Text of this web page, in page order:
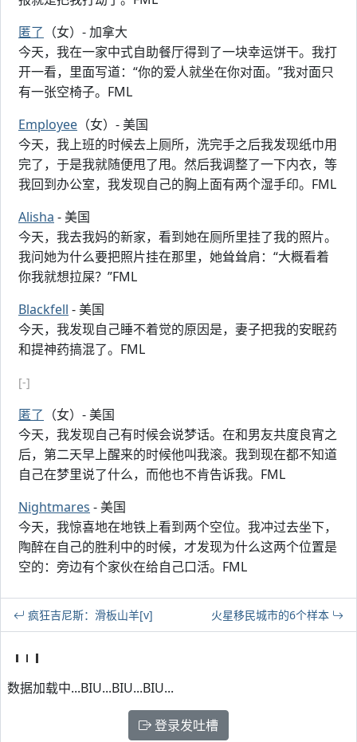
匿了 （女）- 加拿大
今天，我在一家中式自助餐厅得到了一块幸运饼干。我打
开一看，里面写道：“你的爱人就坐在你对面。”我对面只
有一张空椅子。FML
Employee （女）- 美国
今天，我上班的时候去上厕所，洗完手之后我发现纸巾用
完了，于是我就随便甩了甩。然后我调整了一下内衣，等
我回到办公室，我发现自己的胸上面有两个湿手印。FML
Alisha - 美国
今天，我去我妈的新家，看到她在厕所里挂了我的照片。
我问她为什么要把照片挂在那里，她耸耸肩：“大概看着
你我就想拉屎？”FML
Blackfell - 美国
今天，我发现自己睡不着觉的原因是，妻子把我的安眠药
和提神药搞混了。FML
[-]
匿了 （女）- 美国
今天，我发现自己有时候会说梦话。在和男友共度良宵之
后，第二天早上醒来的时候他叫我滚。我到现在都不知道
自己在梦里说了什么，而他也不肯告诉我。FML
Nightmares - 美国
今天，我惊喜地在地铁上看到两个空位。我冲过去坐下，
陶醉在自己的胜利中的时候，才发现为什么这两个位置是
空的：旁边有个家伙在给自己口活。FML
疯狂吉尼斯：滑板山羊[v] 火星移民城市的6个样本
数据加载中...BIU...BIU...BIU...
登录发吐槽